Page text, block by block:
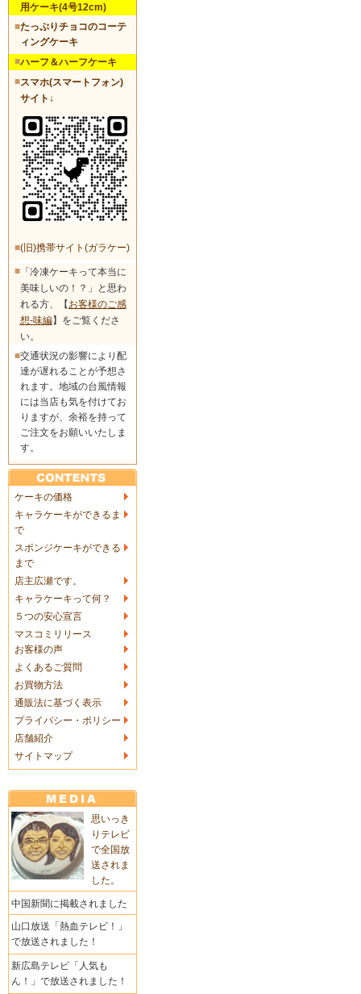
用ケーキ(4号12cm)
■たっぷりチョコのコーテ
ィングケーキ
■ハーフ＆ハーフケーキ
■スマホ(スマートフォン)
サイト↓
■(旧)携帯サイト(ガラケー)
■「冷凍ケーキって本当に
美味しいの！？」と思わ
れる方、【 お客様のご感
想-味編】をご覧くださ
い。
■交通状況の影響により配
達が遅れることが予想さ
れます。地域の台風情報
には当店も気を付けてお
りますが、余裕を持って
ご注文をお願いいたしま
す。
ケーキの価格
キャラケーキができるま
で
スポンジケーキができる
まで
店主広瀬です。
キャラケーキって何？
５つの安心宣言
マスコミリリース
お客様の声
よくあるご質問
お買物方法
通販法に基づく表示
プライバシー・ポリシー
店舗紹介
サイトマップ
思いっき
りテレビ
で全国放
送されま
した。
中国新聞に掲載されました
山口放送「熱血テレビ！」
で放送されました！
新広島テレビ「人気も
ん！」で放送されました！